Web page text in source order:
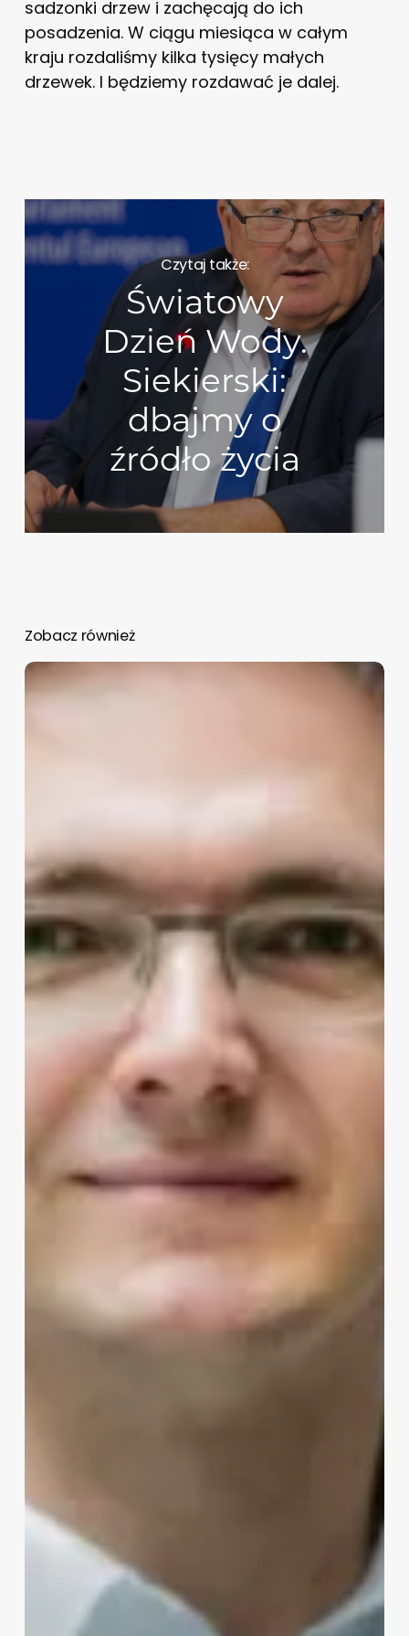
sadzonki drzew i zachęcają do ich
posadzenia. W ciągu miesiąca w całym
kraju rozdaliśmy kilka tysięcy małych
drzewek. I będziemy rozdawać je dalej.
Czytaj także:
Światowy
Dzień Wody.
Siekierski:
dbajmy o
źródło życia
Zobacz również